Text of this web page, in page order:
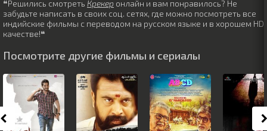
❝Решились смотреть Крекер онлайн и вам понравилось? Не
забудьте написать в своих соц. сетях, где можно посмотреть все
индийские фильмы с переводом на русском языке и в хорошем HD
качестве!❝
Посмотрите другие фильмы и сериалы